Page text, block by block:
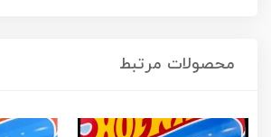
محصولات مرتبط